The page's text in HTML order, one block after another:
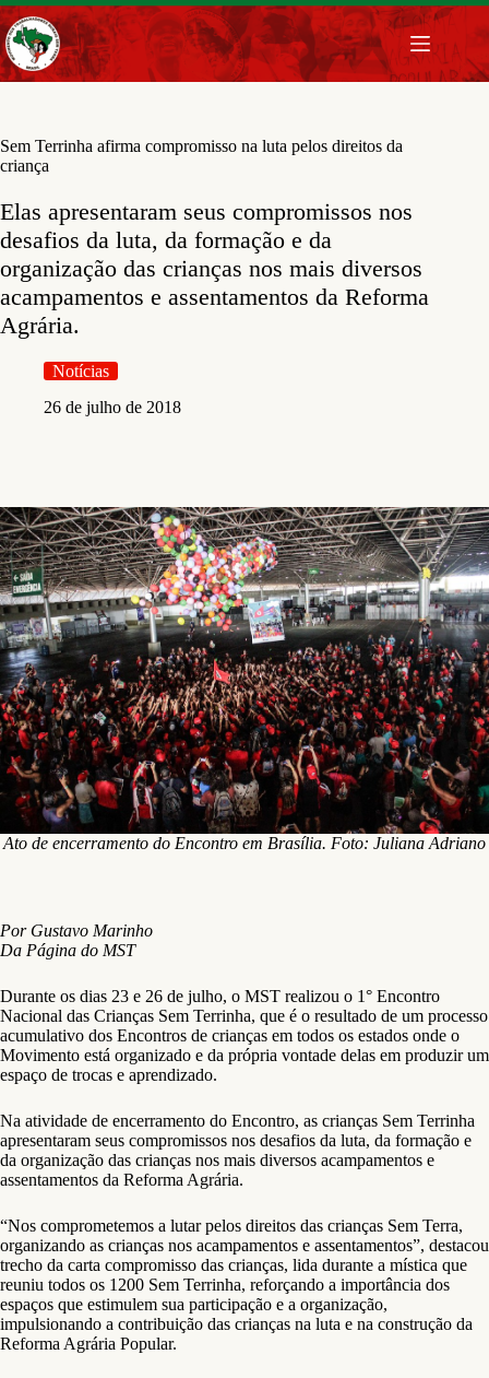
Pular
para
o
conteúdo
Sem Terrinha afirma compromisso na luta pelos direitos da
criança
Elas apresentaram seus compromissos nos
desafios da luta, da formação e da
organização das crianças nos mais diversos
acampamentos e assentamentos da Reforma
Agrária.
Notícias
26 de julho de 2018
Ato de encerramento do Encontro em Brasília. Foto: Juliana Adriano
Por Gustavo Marinho
Da Página do MST
Durante os dias 23 e 26 de julho, o MST realizou o 1° Encontro
Nacional das Crianças Sem Terrinha, que é o resultado de um processo
acumulativo dos Encontros de crianças em todos os estados onde o
Movimento está organizado e da própria vontade delas em produzir um
espaço de trocas e aprendizado.
Na atividade de encerramento do Encontro, as crianças Sem Terrinha
apresentaram seus compromissos nos desafios da luta, da formação e
da organização das crianças nos mais diversos acampamentos e
assentamentos da Reforma Agrária.
“Nos comprometemos a lutar pelos direitos das crianças Sem Terra,
organizando as crianças nos acampamentos e assentamentos”, destacou
trecho da carta compromisso das crianças, lida durante a mística que
reuniu todos os 1200 Sem Terrinha, reforçando a importância dos
espaços que estimulem sua participação e a organização,
impulsionando a contribuição das crianças na luta e na construção da
Reforma Agrária Popular.